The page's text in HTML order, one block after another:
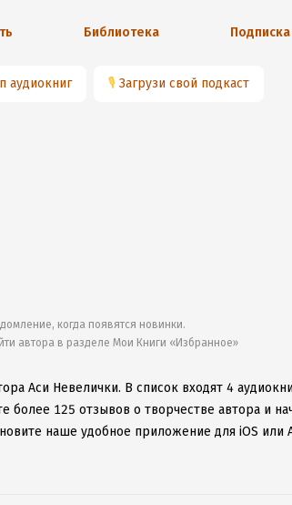
Библиотека Подписка
аудиокниг 🎙 Загрузи свой подкаст
когда появятся новинки.
автора в разделе Мои Книги «Избранное»
Аси Невелички. В список входят 4
более 125 отзывов о творчестве автора и
наше удобное приложение для iOS или